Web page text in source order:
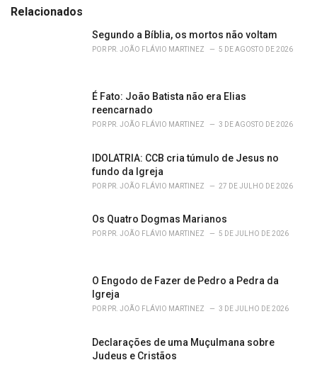
o
:Relacionados
Segundo a Bíblia, os mortos não voltam
POR PR. JOÃO FLÁVIO MARTINEZ 5 DE AGOSTO DE 2026
É Fato: João Batista não era Elias
reencarnado
POR PR. JOÃO FLÁVIO MARTINEZ 3 DE AGOSTO DE 2026
IDOLATRIA: CCB cria túmulo de Jesus no
fundo da Igreja
POR PR. JOÃO FLÁVIO MARTINEZ 27 DE JULHO DE 2026
Os Quatro Dogmas Marianos
POR PR. JOÃO FLÁVIO MARTINEZ 5 DE JULHO DE 2026
O Engodo de Fazer de Pedro a Pedra da
Igreja
POR PR. JOÃO FLÁVIO MARTINEZ 3 DE JULHO DE 2026
Declarações de uma Muçulmana sobre
Judeus e Cristãos